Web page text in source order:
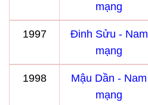
mạng
1997
Đinh Sửu - Nam
mạng
1998
Mậu Dần - Nam
mạng